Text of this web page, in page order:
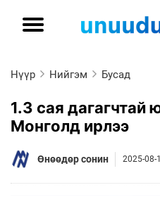
Нүүр Нийгэм Бусад
1.3 сая дагагчтай
Монголд ирлээ
Өнөөдөр сонин 2025-08-